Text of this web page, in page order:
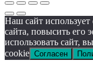
Наш сайт
сайта, повысить его
использовать сайт,
cookie Согласен